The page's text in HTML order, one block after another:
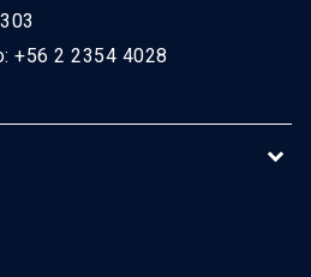
+56 2 2354 4028